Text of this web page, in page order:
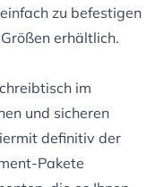
zu befestigen
erhältlich.
im
und sicheren
definitiv der
Pakete